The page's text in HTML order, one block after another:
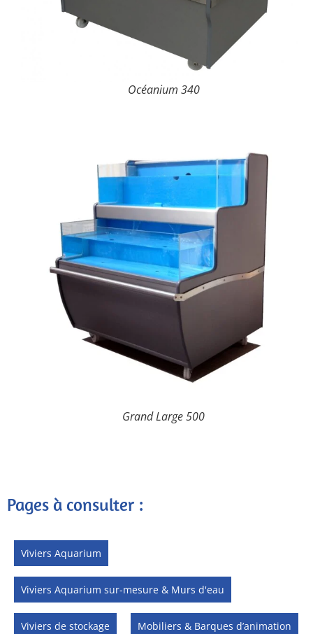
Océanium 340
Grand Large 500
Pages à consulter :
Viviers Aquarium
Viviers Aquarium sur-mesure & Murs d'eau
Viviers de stockage Mobiliers & Barques d’animation